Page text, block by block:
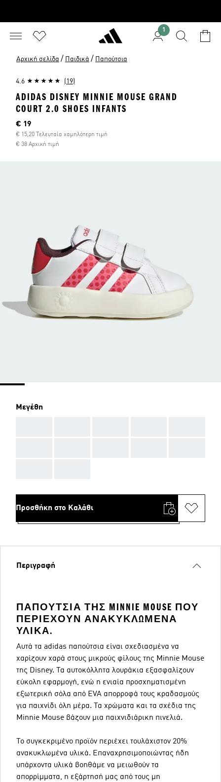
1
Αρχική σελίδα / Παιδικά / Παπούτσια
4.6 (19)
ADIDAS DISNEY MINNIE MOUSE GRAND
COURT 2.0 SHOES INFANTS
Τρέχουσα τιμή
€ 19
€ 15,20 Τελευταία χαμηλότερη τιμή
€ 38 Αρχική τιμή
Μεγέθη
Προσθήκη στο Καλάθι
Περιγραφή
ΠΑΠΟΎΤΣΙΑ ΤΗΣ MINNIE MOUSE ΠΟΥ
ΠΕΡΙΈΧΟΥΝ ΑΝΑΚΥΚΛΩΜΈΝΑ
ΥΛΙΚΆ.
Αυτά τα adidas παπούτσια είναι σχεδιασμένα να
χαρίζουν χαρά στους μικρούς φίλους της Minnie Mouse
της Disney. Τα αυτοκόλλητα λουράκια εξασφαλίζουν
εύκολη εφαρμογή, ενώ η ενιαία προσχηματισμένη
εξωτερική σόλα από EVA απορροφά τους κραδασμούς
για παιχνίδι όλη μέρα. Τα χρώματα και τα σχέδια της
Minnie Mouse βάζουν μια παιχνιδιάρικη πινελιά.
Το συγκεκριμένο προϊόν περιέχει τουλάχιστον 20%
ανακυκλωμένα υλικά. Επαναχρησιμοποιώντας ήδη
υπάρχοντα υλικά βοηθάμε να μειωθούν τα
απορρίμματα, η εξάρτησή μας από τους μη